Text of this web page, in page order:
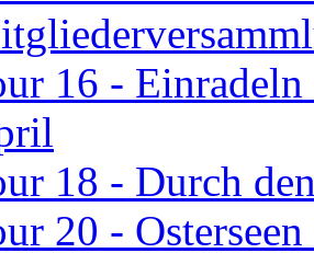
16 -
18 - Durch
20 -